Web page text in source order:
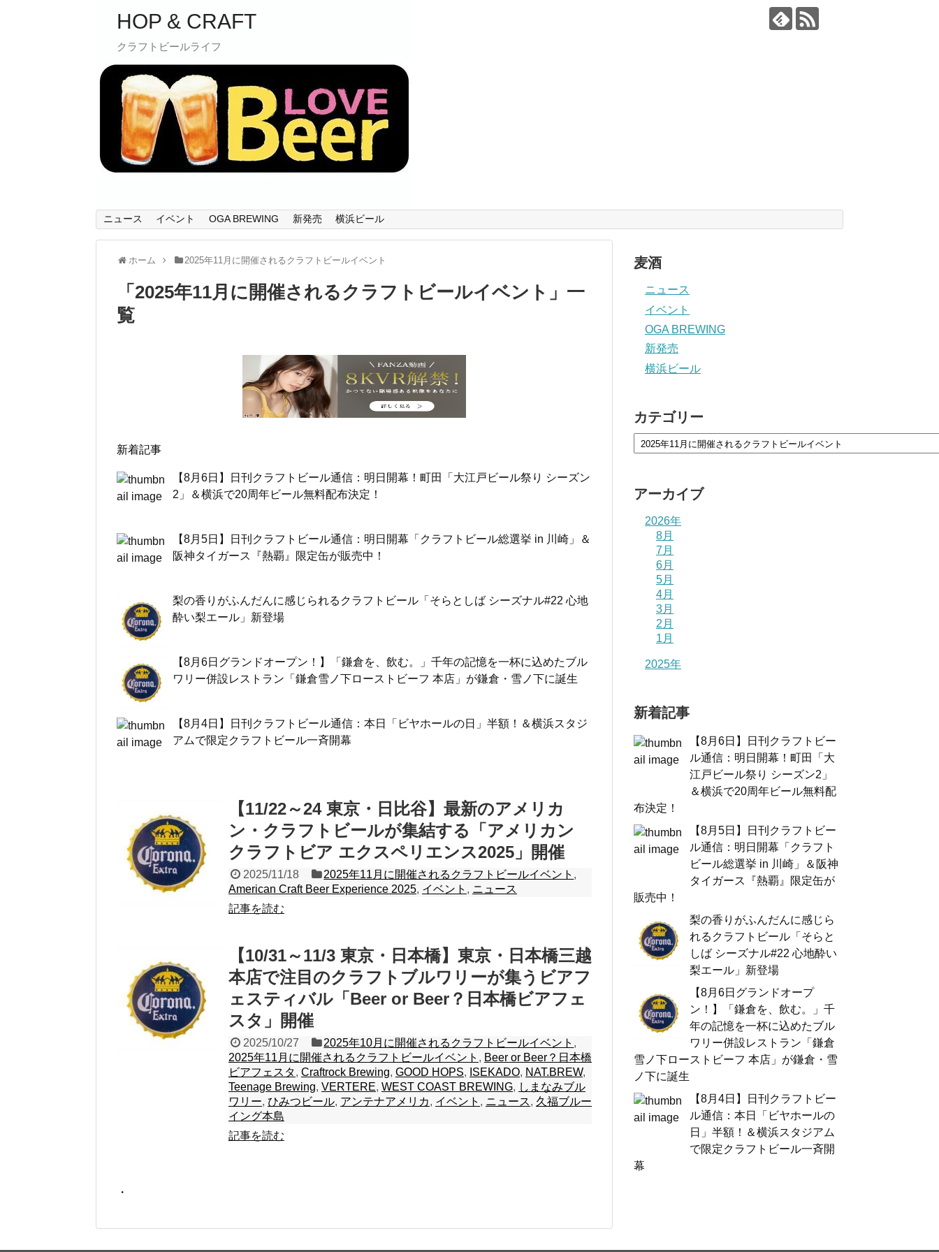
HOP & CRAFT
クラフトビールライフ
ニュース イベント OGA BREWING 新発売 横浜ビール
ホーム 2025年11月に開催されるクラフトビールイベント
「 2025年11月に開催されるクラフトビールイベント 」 一
覧
新着記事
【8月6日】日刊クラフトビール通信：明日開幕！町田「大江戸ビール祭り シーズン
2」＆横浜で20周年ビール無料配布決定！
【8月5日】日刊クラフトビール通信：明日開幕「クラフトビール総選挙 in 川崎」＆
阪神タイガース『熱覇』限定缶が販売中！
梨の香りがふんだんに感じられるクラフトビール「そらとしば シーズナル#22 心地
酔い梨エール」新登場
【8月6日グランドオープン！】「鎌倉を、飲む。」千年の記憶を一杯に込めたブル
ワリー併設レストラン「鎌倉雪ノ下ローストビーフ 本店」が鎌倉・雪ノ下に誕生
【8月4日】日刊クラフトビール通信：本日「ビヤホールの日」半額！＆横浜スタジ
アムで限定クラフトビール一斉開幕
【11/22～24 東京・日比谷】最新のアメリカ
ン・クラフトビールが集結する「アメリカン
クラフトビア エクスペリエンス2025」開催
2025/11/18 2025年11月に開催されるクラフトビールイベント ,
American Craft Beer Experience 2025, イベント , ニュース
記事を読む
【10/31～11/3 東京・日本橋】東京・日本橋三越
本店で注目のクラフトブルワリーが集うビアフ
ェスティバル「Beer or Beer？日本橋ビアフェ
スタ」開催
2025/10/27 2025年10月に開催されるクラフトビールイベント ,
2025年11月に開催されるクラフトビールイベント , Beer or Beer？日本橋
ビアフェスタ, Craftrock Brewing, GOOD HOPS, ISEKADO, NAT.BREW,
Teenage Brewing, VERTERE, WEST COAST BREWING, しまなみブル
ワリー, ひみつビール, アンテナアメリカ, イベント , ニュース, 久福ブルー
イング本島
記事を読む
・
麦酒
ニュース
イベント
OGA BREWING
新発売
横浜ビール
カテゴリー
アーカイブ
2026年
8月
7月
6月
5月
4月
3月
2月
1月
2025年
新着記事
【8月6日】日刊クラフトビー
ル通信：明日開幕！町田「大
江戸ビール祭り シーズン2」
＆横浜で20周年ビール無料配
布決定！
【8月5日】日刊クラフトビー
ル通信：明日開幕「クラフト
ビール総選挙 in 川崎」＆阪神
タイガース『熱覇』限定缶が
販売中！
梨の香りがふんだんに感じら
れるクラフトビール「そらと
しば シーズナル#22 心地酔い
梨エール」新登場
【8月6日グランドオープ
ン！】「鎌倉を、飲む。」千
年の記憶を一杯に込めたブル
ワリー併設レストラン「鎌倉
雪ノ下ローストビーフ 本店」が鎌倉・雪
ノ下に誕生
【8月4日】日刊クラフトビー
ル通信：本日「ビヤホールの
日」半額！＆横浜スタジアム
で限定クラフトビール一斉開
幕